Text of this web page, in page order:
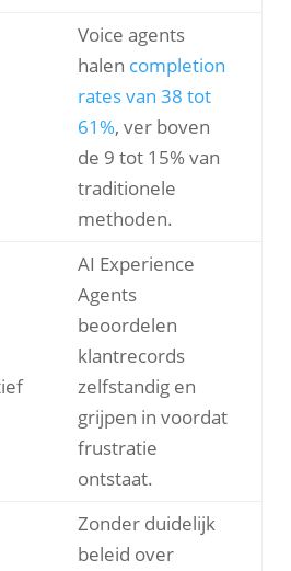
Voice agents
halen completion
rates van 38 tot
61%, ver boven
de 9 tot 15% van
traditionele
methoden.
AI Experience
Agents
beoordelen
klantrecords
zelfstandig en
grijpen in voordat
frustratie
ontstaat.
Zonder duidelijk
beleid over